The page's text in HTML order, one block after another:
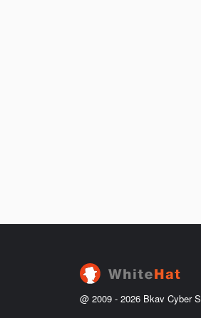
@ 2009 - 2026 Bkav Cyber